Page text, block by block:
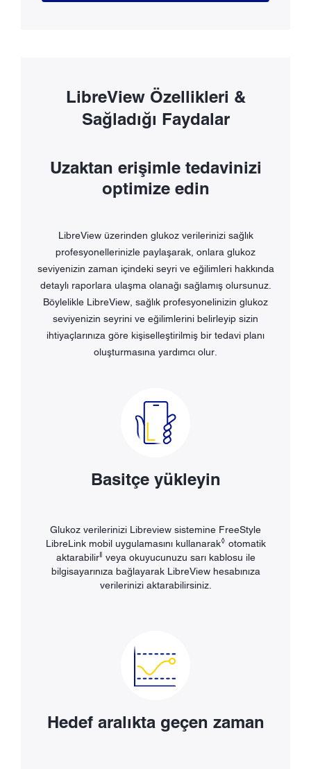
LibreView Özellikleri &
Sağladığı Faydalar
Uzaktan erişimle tedavinizi
optimize edin
LibreView üzerinden glukoz verilerinizi sağlık
profesyonellerinizle paylaşarak, onlara glukoz
seviyenizin zaman içindeki seyri ve eğilimleri hakkında
detaylı raporlara ulaşma olanağı sağlamış olursunuz.
Böylelikle LibreView, sağlık profesyonelinizin glukoz
seviyenizin seyrini ve eğilimlerini belirleyip sizin
ihtiyaçlarınıza göre kişiselleştirilmiş bir tedavi planı
oluşturmasına yardımcı olur.
Basitçe yükleyin
Glukoz verilerinizi Libreview sistemine FreeStyle
LibreLink mobil uygulamasını kullanarak◊ otomatik
aktarabilirǁ veya okuyucunuzu sarı kablosu ile
bilgisayarınıza bağlayarak LibreView hesabınıza
verilerinizi aktarabilirsiniz.
Hedef aralıkta geçen zaman